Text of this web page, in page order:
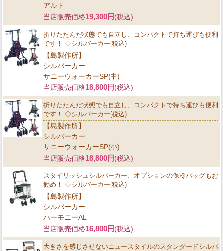
アルト
当店販売価格19,300円(税込)
折りたたんだ状態でも自立し、コンパクトで持ち運びも便利
です！ ◇シルバーカー(税込)
【島製作所】
シルバーカー
サニーウォーカーSP(中)
当店販売価格18,800円(税込)
折りたたんだ状態でも自立し、コンパクトで持ち運びも便利
です！ ◇シルバーカー(税込)
【島製作所】
シルバーカー
サニーウォーカーSP(小)
当店販売価格18,800円(税込)
スタイリッシュシルバーカー、オプションの保冷バッグもお
勧め！ ◇シルバーカー(税込)
【島製作所】
シルバーカー
ハーモニーAL
当店販売価格16,800円(税込)
大きさを感じさせないニュースタイルのスタンダードシルバ